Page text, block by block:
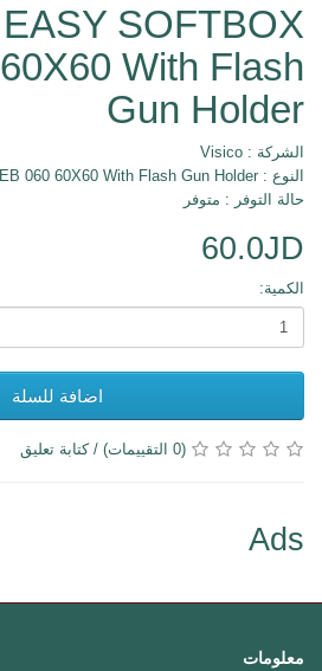
SOFTBOX
With Flash
Gun Holder
الشركة : Visico
النوع : VISICO EASY SOFTBOX EB 060 60X60 With Flash Gun Holder
حالة التوفر : متوفر
60.0JD
الكمية:
اضافة للسلة
(0 التقييمات) /كتابة تعليق
Ads
معلومات